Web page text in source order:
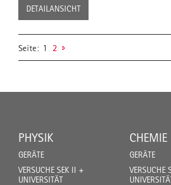
DETAILANSICHT
Seite: 1 2
PHYSIK
GERÄTE
VERSUCHE SEK II +
UNIVERSITÄT
CHEMIE
GERÄTE
VERSUCHE